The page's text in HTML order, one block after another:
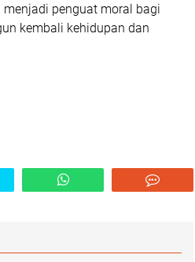
penguat moral bagi
kembali kehidupan dan